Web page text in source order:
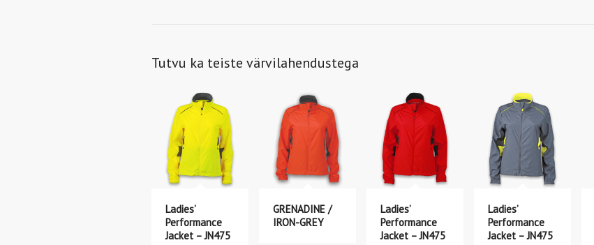
Tutvu ka teiste värvilahendustega
Ladies’
Performance
Jacket – JN475
GRENADINE /
IRON-GREY
Ladies’
Performance
Jacket – JN475
Ladies’
Performance
Jacket – JN475